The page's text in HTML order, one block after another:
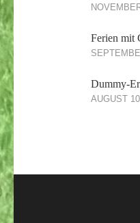
Ferien mit
Dummy-
AUGUST